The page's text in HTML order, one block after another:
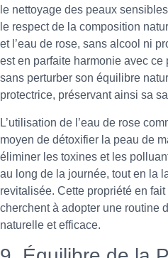
le nettoyage des peaux
le respect de la composition
et l’eau de rose, sans alcool ni
est en parfaite harmonie avec
sans perturber son équilibre
protectrice, préservant ainsi sa
L’utilisation de l’eau de rose
moyen de détoxifier la peau de
éliminer les toxines et les
au long de la journée, tout en la
revitalisée. Cette propriété en
cherchent à adopter une routine
naturelle et efficace.